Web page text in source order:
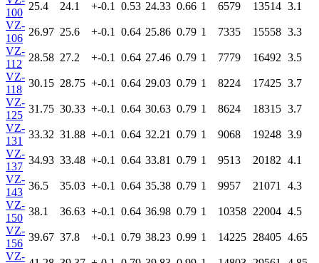
100
25.4 24.1 +-0.1 0.53 24.33 0.66 1 6579 13514 3.1
VZ-
106
26.97 25.6 +-0.1 0.64 25.86 0.79 1 7335 15558 3.3
VZ-
112
28.58 27.2 +-0.1 0.64 27.46 0.79 1 7779 16492 3.5
VZ-
118
30.15 28.75 +-0.1 0.64 29.03 0.79 1 8224 17425 3.7
VZ-
125
31.75 30.33 +-0.1 0.64 30.63 0.79 1 8624 18315 3.7
VZ-
131
33.32 31.88 +-0.1 0.64 32.21 0.79 1 9068 19248 3.9
VZ-
137
34.93 33.48 +-0.1 0.64 33.81 0.79 1 9513 20182 4.1
VZ-
143
36.5 35.03 +-0.1 0.64 35.38 0.79 1 9957 21071
4.3
VZ-
150
38.1 36.63 +-0.1 0.64 36.98 0.79 1 10358 22004 4.5
VZ-
156
39.67 37.8 +-0.1 0.79 38.23 0.99 1 14225 28405 4.65
VZ-